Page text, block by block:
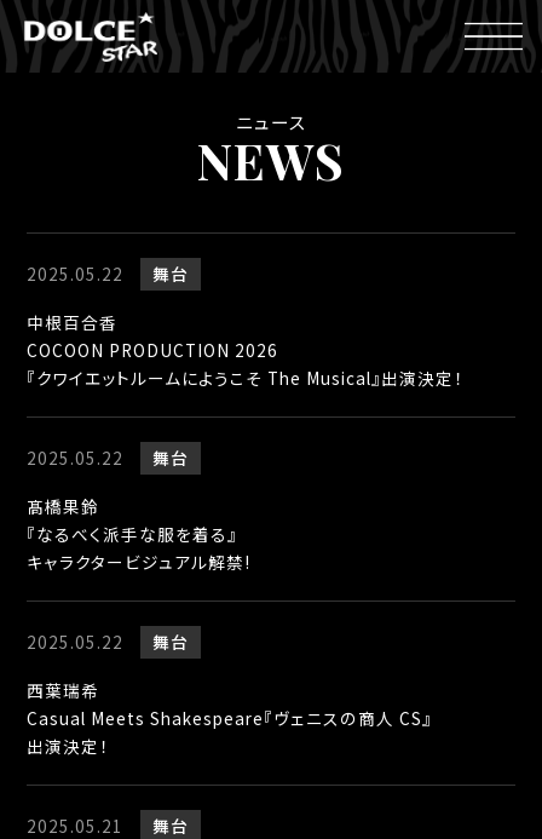
ニュース
NEWS
2025.05.22
舞台
中根百合香
COCOON PRODUCTION 2026
『クワイエットルームにようこそ The Musical』出演決定！
2025.05.22
舞台
髙橋果鈴
『なるべく派手な服を着る』
キャラクタービジュアル解禁!
2025.05.22
舞台
西葉瑞希
Casual Meets Shakespeare『ヴェニスの商人 CS』
出演決定！
2025.05.21
舞台